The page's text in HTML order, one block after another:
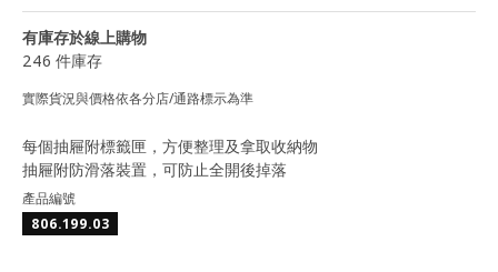
有庫存於線上購物
246 件庫存
實際貨況與價格依各分店/通路標示為準
每個抽屜附標籤匣，方便整理及拿取收納物
抽屜附防滑落裝置，可防止全開後掉落
產品編號
806.199.03